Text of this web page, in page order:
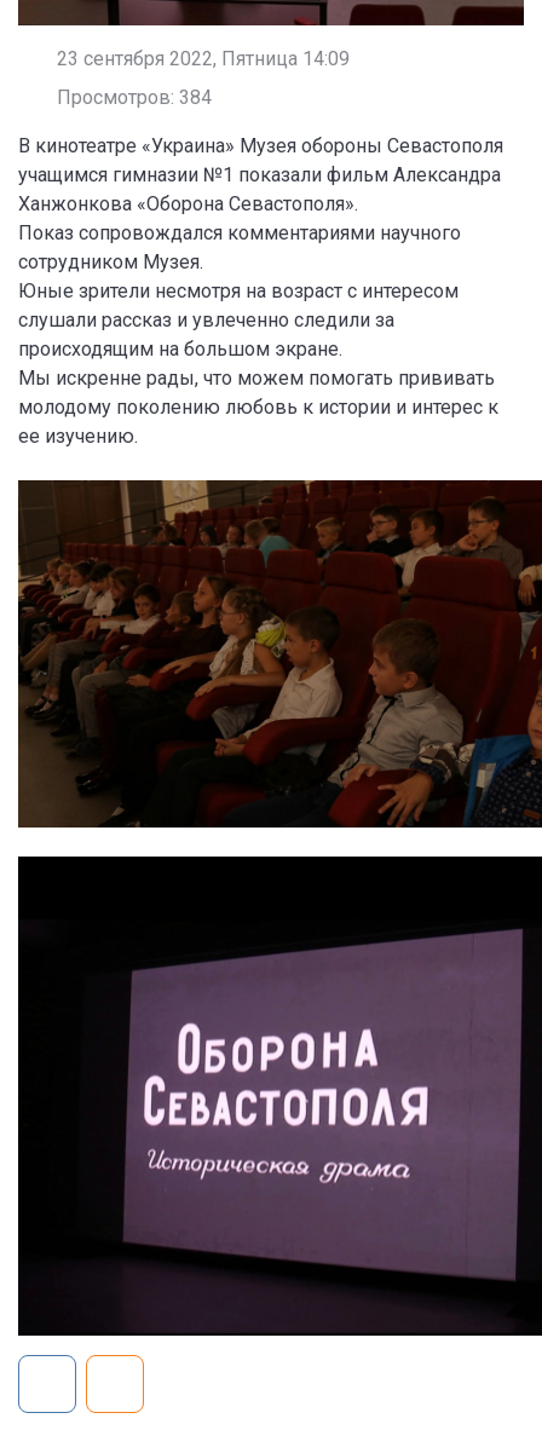
23 сентября 2022, Пятница 14:09
Просмотров: 384
В кинотеатре «Украина» Музея обороны Севастополя
учащимся гимназии №1 показали фильм Александра
Ханжонкова «Оборона Севастополя».
Показ сопровождался комментариями научного
сотрудником Музея.
Юные зрители несмотря на возраст с интересом
слушали рассказ и увлеченно следили за
происходящим на большом экране.
Мы искренне рады, что можем помогать прививать
молодому поколению любовь к истории и интерес к
ее изучению.